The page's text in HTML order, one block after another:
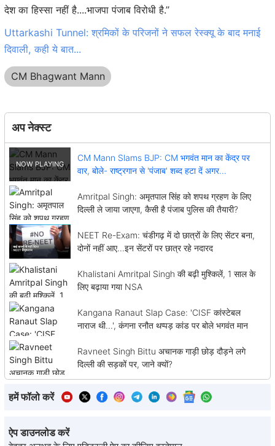
देश का हिस्सा नहीं है....भाजपा पंजाब विरोधी है.’’
Uttarkashi Tunnel: श्रमिकों के परिजनों ने सफल रेस्क्यू के बाद मनाई
दिवाली, कही ये बात...
CM Bhagwant Mann
अप नेक्स्ट
CM Mann Slams BJP: CM भगवंत मान का केंद्र पर
वार, बोले- राष्ट्रगान से 'पंजाब' शब्द हटा दें अगर...
Amritpal Singh: अमृतपाल सिंह को शपथ ग्रहण के लिए
दिल्ली ले जाया जाएगा, कैसी है पंजाब पुलिस की तैयारी?
NEET Re-Exam: चंडीगढ़ में दो छात्रों के लिए सेंटर बना,
दोनों नहीं आए...इन सेंटरों पर छात्र रहे नदारद
Khalistani Amritpal Singh की बढ़ी मुश्किलें, 1 साल के
लिए बढ़ाया गया NSA
Kangana Ranaut Slap Case: 'CISF कांस्टेबल
नाराज थी...', कंगना रनौत थप्पड़ कांड पर बोले भगवंत मान
Ravneet Singh Bittu अचानक गाड़ी छोड़ दौड़ने लगे
दिल्ली की सड़कों पर, जाने क्यों?
हमें फॉलो करें
ऐप डाउनलोड करें